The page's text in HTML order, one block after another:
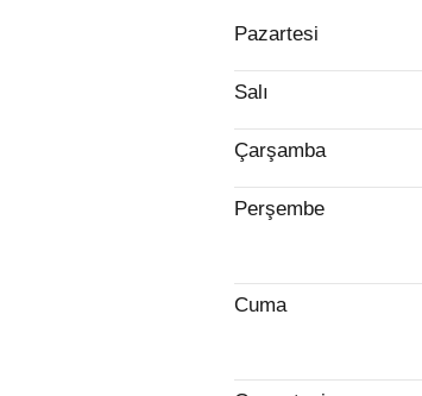
Pazartesi
Salı
Çarşamba
Perşembe
Cuma